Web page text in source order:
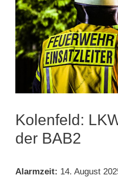
Kolenfeld:
der BAB2
Alarmzeit: 14. August